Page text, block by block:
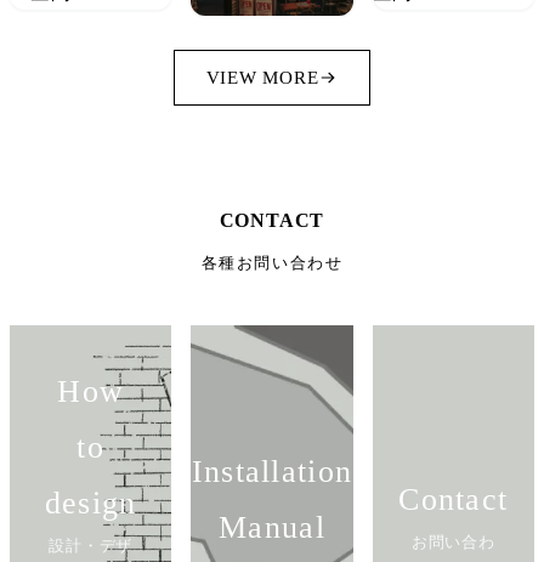
VIEW MORE
CONTACT
各種お問い合わせ
How
to
design
設計・デザ
Installation
Manual
Contact
お問い合わ